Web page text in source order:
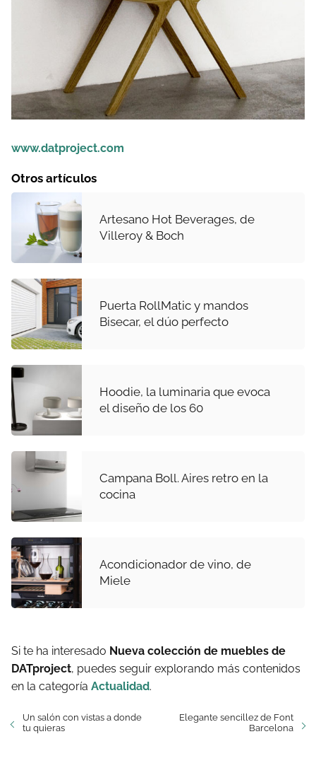
www.datproject.com
Otros artículos
Artesano Hot Beverages, de
Villeroy & Boch
Puerta RollMatic y mandos
Bisecar, el dúo perfecto
Hoodie, la luminaria que evoca
el diseño de los 60
Campana Boll. Aires retro en la
cocina
Acondicionador de vino, de
Miele
Si te ha interesado Nueva colección de muebles de
DATproject, puedes seguir explorando más contenidos
en la categoría Actualidad.
Un salón con vistas a donde
tu quieras
Elegante sencillez de Font
Barcelona